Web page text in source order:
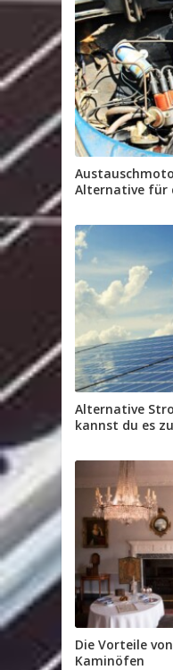
Alternative für
Alternative
kannst du es
Die Vorteile
Kaminöfen